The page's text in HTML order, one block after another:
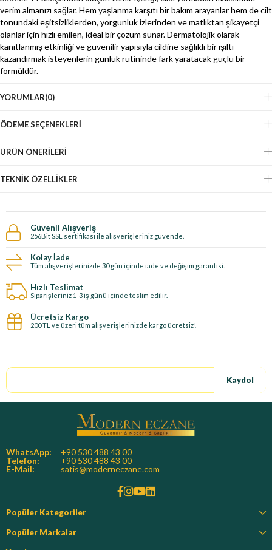
verim almanızı sağlar. Hem yaşlanma karşıtı bir bakım arayanlar hem de cilt
tonundaki eşitsizliklerden, yorgunluk izlerinden ve matlıktan şikayetçi
olanlar için hızlı emilen, ideal bir çözüm sunar. Dermatolojik olarak
kanıtlanmış etkinliği ve güvenilir yapısıyla cildine sağlıklı bir ışıltı
kazandırmak isteyenlerin günlük rutininde fark yaratacak güçlü bir
formüldür.
YORUMLAR(0)
ÖDEME SEÇENEKLERI
ÜRÜN ÖNERILERI
TEKNIK ÖZELLIKLER
Güvenli Alışveriş
256Bit SSL sertifikası ile alışverişleriniz güvende.
Kolay İade
Tüm alışverişlerinizde 30 gün içinde iade ve değişim garantisi.
Hızlı Teslimat
Siparişleriniz 1-3 iş günü içinde teslim edilir.
Ücretsiz Kargo
200 TL ve üzeri tüm alışverişlerinizde kargo ücretsiz!
Kaydol
WhatsApp:
+90 530 488 43 00
Telefon:
+90 530 488 43 00
E-Mail:
satis@moderneczane.com
Popüler Kategoriler
Popüler Markalar